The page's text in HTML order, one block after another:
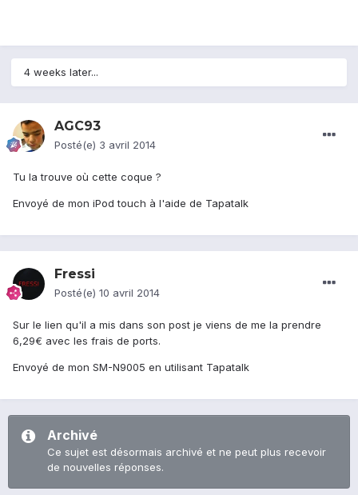
4 weeks later...
AGC93
Posté(e) 3 avril 2014
Tu la trouve où cette coque ?
Envoyé de mon iPod touch à l'aide de Tapatalk
Fressi
Posté(e) 10 avril 2014
Sur le lien qu'il a mis dans son post je viens de me la prendre
6,29€ avec les frais de ports.
Envoyé de mon SM-N9005 en utilisant Tapatalk
Archivé
Ce sujet est désormais archivé et ne peut plus recevoir
de nouvelles réponses.